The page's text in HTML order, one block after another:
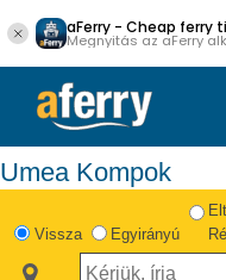
aFerry - Cheap ferry
Megnyitás az aFerry
Umea Kompok
Vissza Egyirányú